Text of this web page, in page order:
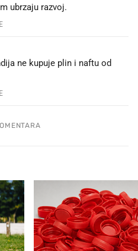
ubrzaju razvoj.
ne kupuje plin i naftu od